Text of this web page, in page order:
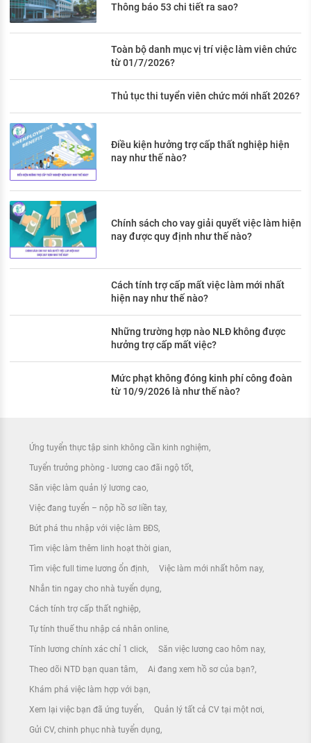
Thông báo 53 chi tiết ra sao?
Toàn bộ danh mục vị trí việc làm viên chức
từ 01/7/2026?
Thủ tục thi tuyển viên chức mới nhất 2026?
Điều kiện hưởng trợ cấp thất nghiệp hiện
nay như thế nào?
Chính sách cho vay giải quyết việc làm hiện
nay được quy định như thế nào?
Cách tính trợ cấp mất việc làm mới nhất
hiện nay như thế nào?
Những trường hợp nào NLĐ không được
hưởng trợ cấp mất việc?
Mức phạt không đóng kinh phí công đoàn
từ 10/9/2026 là như thế nào?
Ứng tuyển thực tập sinh không cần kinh nghiệm
Tuyển trưởng phòng - lương cao đãi ngộ tốt
Săn việc làm quản lý lương cao
Việc đang tuyển – nộp hồ sơ liền tay
Bứt phá thu nhập với việc làm BĐS
Tìm việc làm thêm linh hoạt thời gian
Tìm việc full time lương ổn định Việc làm mới nhất hôm nay
Nhắn tin ngay cho nhà tuyển dụng
Cách tính trợ cấp thất nghiệp
Tự tính thuế thu nhập cá nhân online
Tính lương chính xác chỉ 1 click Săn việc lương cao hôm nay
Theo dõi NTD bạn quan tâm Ai đang xem hồ sơ của bạn?
Khám phá việc làm hợp với bạn
Xem lại việc bạn đã ứng tuyển Quản lý tất cả CV tại một nơi
Gửi CV, chinh phục nhà tuyển dụng